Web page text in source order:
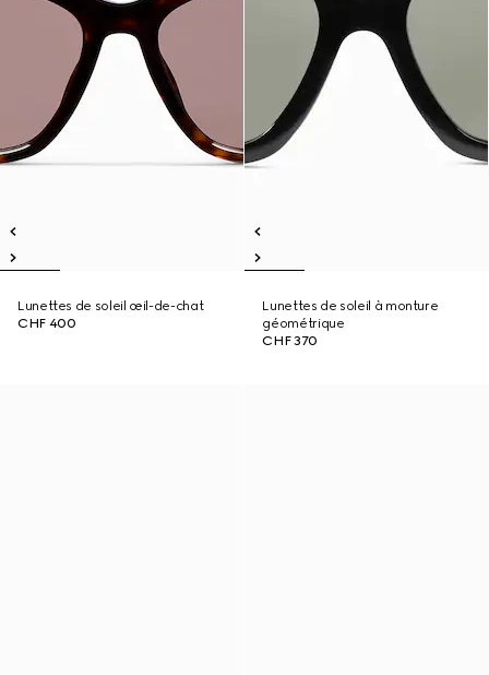
Lunettes de soleil œil-de-chat
CHF 400
Lunettes de soleil à monture
géométrique
CHF 370